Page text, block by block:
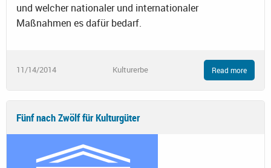
und welcher nationaler und internationaler
Maßnahmen es dafür bedarf.
11/14/2014 Kulturerbe Read more
Fünf nach Zwölf für Kulturgüter